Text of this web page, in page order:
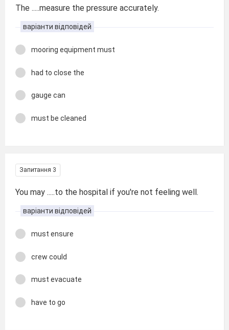
The .....measure the pressure accurately.
варіанти відповідей
mooring equipment must
had to close the
gauge can
must be cleaned
Запитання 3
You may .....to the hospital if you're not feeling well.
варіанти відповідей
must ensure
crew could
must evacuate
have to go